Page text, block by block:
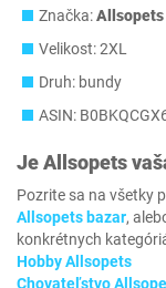
Značka:Allsopets
Velikost: 2XL
Druh: bundy
ASIN:
JeAllsopets
Pozrite sa na všetky
Allsopets bazar,
konkrétnych
Hobby Allsopets
Chovateľstvo